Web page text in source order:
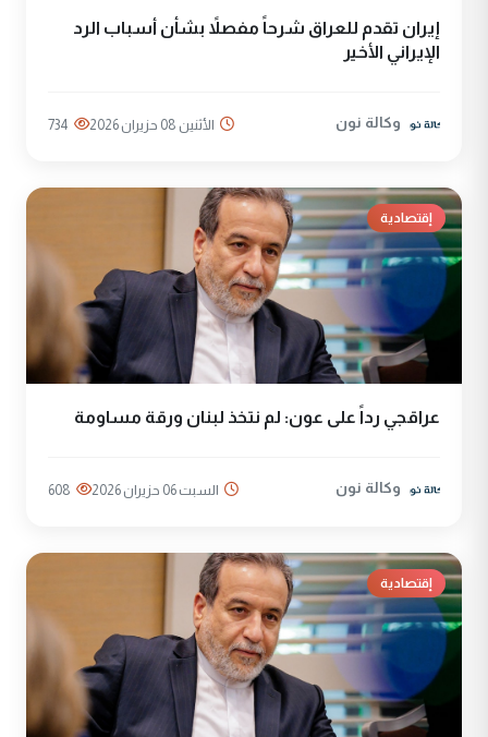
إيران تقدم للعراق شرحاً مفصلاً بشأن أسباب الرد
الإيراني الأخير
وكالة نون الأثنين 08 حزيران 2026 734
إقتصادية
عراقجي رداً على عون: لم نتخذ لبنان ورقة مساومة
وكالة نون السبت 06 حزيران 2026 608
إقتصادية